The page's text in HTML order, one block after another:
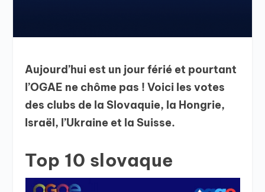
Aujourd’hui est un jour férié et pourtant
l’OGAE ne chôme pas ! Voici les votes
des clubs de la Slovaquie, la Hongrie,
Israël, l’Ukraine et la Suisse.
Top 10 slovaque